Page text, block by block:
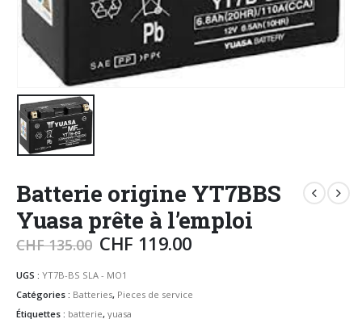
Batterie origine YT7BBS
Yuasa prête à l’emploi
CHF135.00 CHF 119.00
UGS : YT7B-BS SLA - MO1
Catégories : Batteries, Pieces de service
Étiquettes : batterie, yuasa